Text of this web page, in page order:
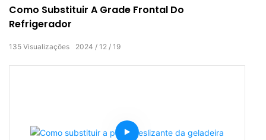
Como Substituir A Grade Frontal Do
Refrigerador
2024 12 19
135 Visualizações